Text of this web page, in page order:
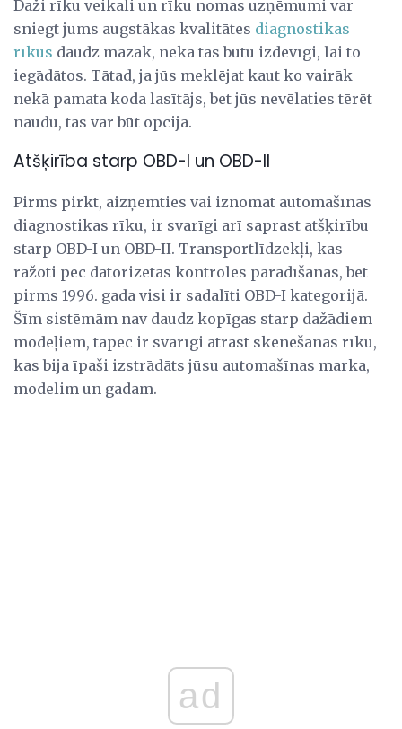
Daži rīku veikali un rīku nomas uzņēmumi var
sniegt jums augstākas kvalitātes diagnostikas
rīkus daudz mazāk, nekā tas būtu izdevīgi, lai to
iegādātos. Tātad, ja jūs meklējat kaut ko vairāk
nekā pamata koda lasītājs, bet jūs nevēlaties tērēt
naudu, tas var būt opcija.
Atšķirība starp OBD-I un OBD-II
Pirms pirkt, aizņemties vai iznomāt automašīnas
diagnostikas rīku, ir svarīgi arī saprast atšķirību
starp OBD-I un OBD-II. Transportlīdzekļi, kas
ražoti pēc datorizētās kontroles parādīšanās, bet
pirms 1996. gada visi ir sadalīti OBD-I kategorijā.
Šīm sistēmām nav daudz kopīgas starp dažādiem
modeļiem, tāpēc ir svarīgi atrast skenēšanas rīku,
kas bija īpaši izstrādāts jūsu automašīnas marka,
modelim un gadam.
ad